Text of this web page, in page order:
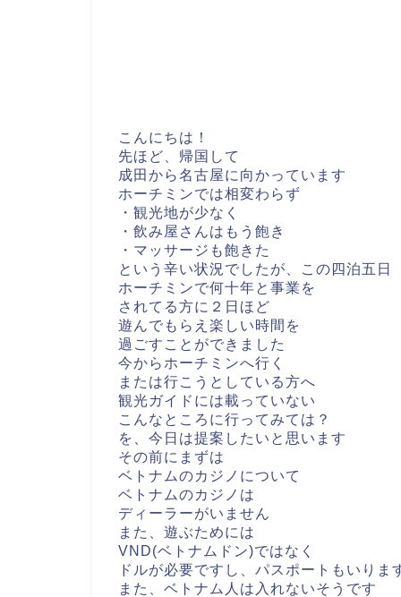
こんにちは！
先ほど、帰国して
成田から名古屋に向かっています
ホーチミンでは相変わらず
・観光地が少なく
・飲み屋さんはもう飽き
・マッサージも飽きた
という辛い状況でしたが、この四泊五日
ホーチミンで何十年と事業を
されてる方に２日ほど
遊んでもらえ楽しい時間を
過ごすことができました
今からホーチミンへ行く
または行こうとしている方へ
観光ガイドには載っていない
こんなところに行ってみては？
を、今日は提案したいと思います
その前にまずは
ベトナムのカジノについて
ベトナムのカジノは
ディーラーがいません
また、遊ぶためには
VND(ベトナムドン)ではなく
ドルが必要ですし、パスポートもいりま
また、ベトナム人は入れないそうです